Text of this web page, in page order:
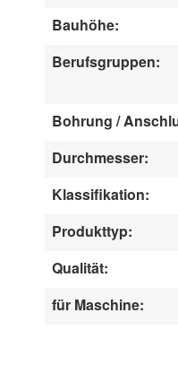
Bauhöhe:
Berufsgruppen:
Bohrung /
Durchmesser:
Klassifikation:
Produkttyp:
Qualität:
für Maschine: